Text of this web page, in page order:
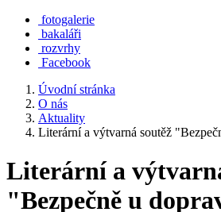
fotogalerie
bakaláři
rozvrhy
Facebook
Úvodní stránka
O nás
Aktuality
Literární a výtvarná soutěž
Literární a
"Bezpečně u